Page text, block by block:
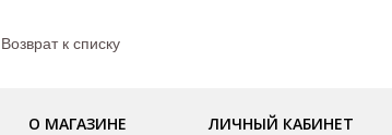
Возврат к списку
О МАГАЗИНЕ ЛИЧНЫЙ КАБИНЕТ